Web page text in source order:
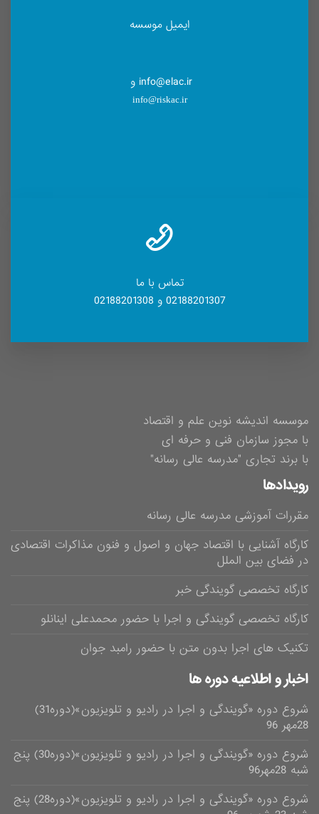
ایمیل موسسه
info@elac.ir و
info@riskac.ir
تماس با ما
02188201307 و 02188201308
موسسه اندیشه نوین علم و اقتصاد
با مجوز سازمان فنی و حرفه ای
با برند تجاری "مدرسه عالی رسانه"
رویدادها
مقررات آموزشی مدرسه عالی رسانه
کارگاه آشنایی با اقتصاد جهان و اصول و فنون مذاکرات اقتصادی
در فضای بین الملل
کارگاه تخصصی گویندگی خبر
کارگاه تخصصی گویندگی و اجرا با حضور محمدعلی اینانلو
تکنیک های اجرا بدون متن با حضور رامبد جوان
اخبار و اطلاعیه دوره ها
شروع دوره «گویندگی و اجرا در رادیو و تلویزیون»(دوره31)
28مهر 96
شروع دوره «گویندگی و اجرا در رادیو و تلویزیون»(دوره30) پنج
شبه 28مهر96
شروع دوره «گویندگی و اجرا در رادیو و تلویزیون»(دوره28) پنج